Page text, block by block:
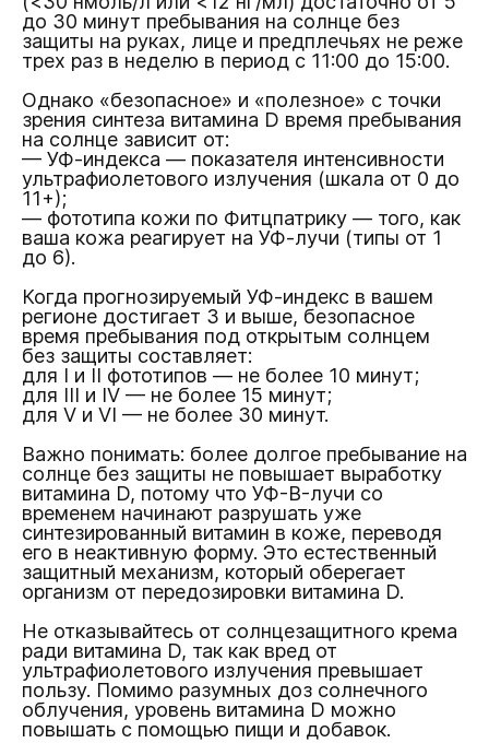
до 30 минут пребывания на солнце без
защиты на руках, лице и предплечьях не реже
трех раз в неделю в период с 11:00 до 15:00.
Однако «безопасное» и «полезное» с точки
зрения синтеза витамина D время пребывания
на солнце зависит от:
— УФ-индекса — показателя интенсивности
ультрафиолетового излучения (шкала от 0 до
11+);
— фототипа кожи по Фитцпатрику — того, как
ваша кожа реагирует на УФ-лучи (типы от 1
до 6).
Когда прогнозируемый УФ-индекс в вашем
регионе достигает 3 и выше, безопасное
время пребывания под открытым солнцем
без защиты составляет:
для I и II фототипов — не более 10 минут;
для III и IV — не более 15 минут;
для V и VI — не более 30 минут.
Важно понимать: более долгое пребывание на
солнце без защиты не повышает выработку
витамина D, потому что УФ-B-лучи со
временем начинают разрушать уже
синтезированный витамин в коже, переводя
его в неактивную форму. Это естественный
защитный механизм, который оберегает
организм от передозировки витамина D.
Не отказывайтесь от солнцезащитного крема
ради витамина D, так как вред от
ультрафиолетового излучения превышает
пользу. Помимо разумных доз солнечного
облучения, уровень витамина D можно
повышать с помощью пищи и добавок.